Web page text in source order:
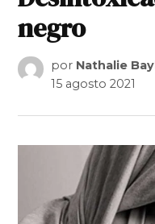
negro
por Nathalie
15 agosto 2021